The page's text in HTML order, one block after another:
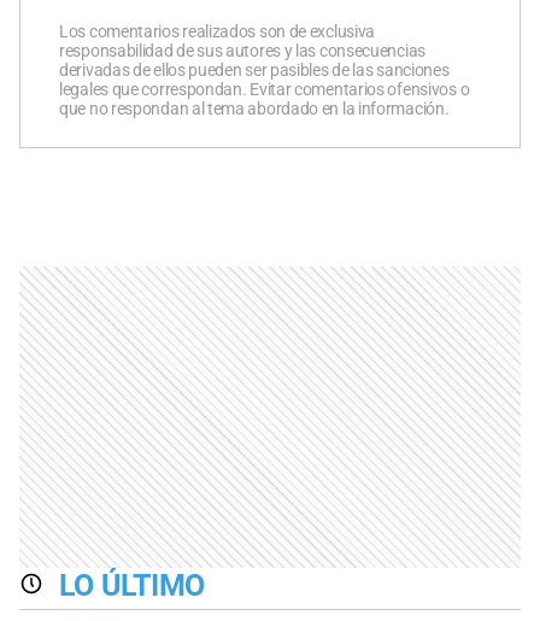
Los comentarios realizados son de exclusiva
responsabilidad de sus autores y las consecuencias
derivadas de ellos pueden ser pasibles de las sanciones
legales que correspondan. Evitar comentarios ofensivos o
que no respondan al tema abordado en la información.
LO ÚLTIMO